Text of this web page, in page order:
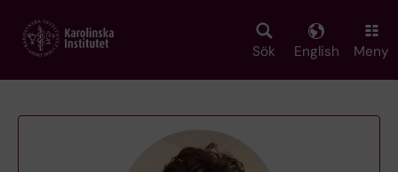
main
Sök English Meny